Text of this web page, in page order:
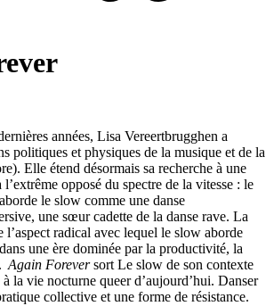
années, Lisa Vereertbrugghen a
politiques et physiques de la musique et de la
Elle étend désormais sa recherche à une
l’extrême opposé du spectre de la vitesse : le
aborde le slow comme une danse
une sœur cadette de la danse rave. La
l’aspect radical avec lequel le slow aborde
une ère dominée par la productivité, la
Again Foreversort Le slow de son contexte
la vie nocturne queer d’aujourd’hui. Danser
collective et une forme de résistance.